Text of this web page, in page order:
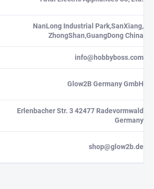
NanLong Industrial Park,SanXiang,
ZhongShan,GuangDong China
info@hobbyboss.com
Glow2B Germany GmbH
Erlenbacher Str. 3 42477 Radevormwald
Germany
shop@glow2b.de